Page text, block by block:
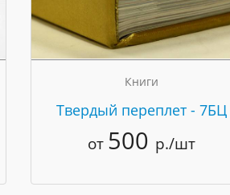
Книги
Твердый переплет - 7БЦ
от 500 р./шт